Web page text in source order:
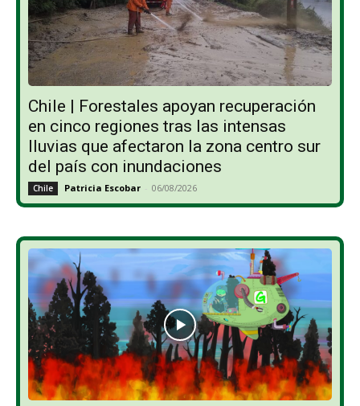
Chile | Forestales apoyan recuperación
en cinco regiones tras las intensas
lluvias que afectaron la zona centro sur
del país con inundaciones
Chile Patricia Escobar - 06/08/2026